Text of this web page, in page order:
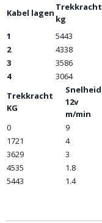
Kabel lagen
Trekkracht
kg
1
5443
2
4338
3
3586
4
3064
Trekkracht
KG
Snelheid
12v
m/min
0
9
1721
4
3629
3
4535
1.8
5443
1.4